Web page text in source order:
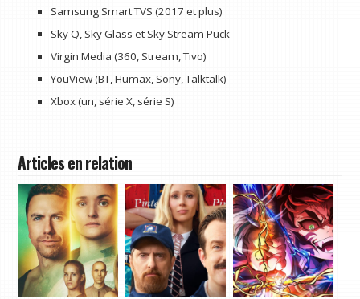
Samsung Smart TVS (2017 et plus)
Sky Q, Sky Glass et Sky Stream Puck
Virgin Media (360, Stream, Tivo)
YouView (BT, Humax, Sony, Talktalk)
Xbox (un, série X, série S)
Articles en relation